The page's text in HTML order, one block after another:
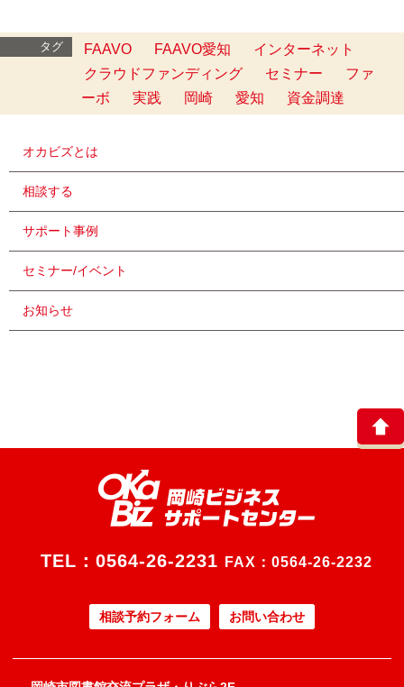
タグ FAAVO FAAVO愛知
インターネット
クラウドファンディング
セミナー
ファ
ーボ
実践 岡崎 愛知 資金調達
オカビズとは
相談する
サポート事例
セミナー/イベント
お知らせ
TEL： 0564-26-2231 FAX：0564-26-2232
相談予約フォーム お問い合わせ